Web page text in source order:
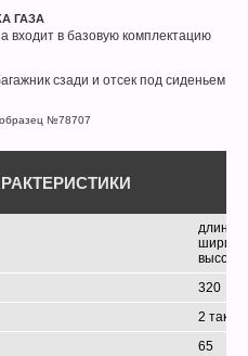
ГАЗА
входит в базовую комплектацию
сзади и отсек под сиденьем
№78707
длина
ширина
высота
320
2
65